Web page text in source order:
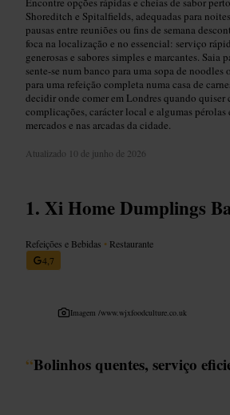
Shoreditch e Spitalfields, adequadas para
pausas entre reuniões ou fins de semana
foca na localização e no essencial: serviço
generosas e sabores simples e marcantes. Saia
sente-se num banco para uma sopa de noodles
para uma refeição completa numa casa de
decidir onde comer em Londres quando quiser
complicações, carácter local e algumas pérolas
mercados e nas arcadas da cidade.
Atualizado 10 de junho de 2026
Xi Home Dumplings
Refeições e Bebidas • Restaurante
4,7
Imagem /www.wjxfoodculture.co.uk
“Bolinhos quentes, serviço